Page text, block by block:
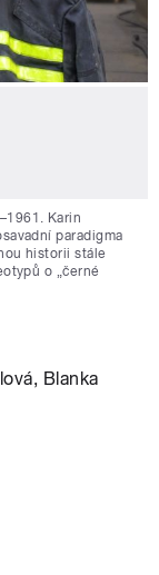
Karin
paradigma
historii stále
o „černé
Blanka